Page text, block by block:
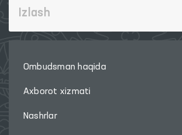
Ombudsman haqida
Axborot xizmati
Nashrlar